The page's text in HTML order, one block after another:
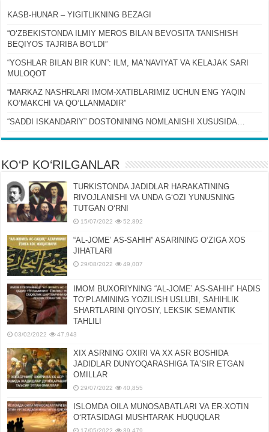
KASB-HUNAR – YIGITLIKNING BEZAGI
“OʻZBEKISTONDA ILMIY MEROS BILAN BEVOSITA TANISHISH
BEQIYOS TAJRIBA BOʻLDI”
“YOSHLAR BILAN BIR KUN”: ILM, MAʼNAVIYAT VA KELAJAK SARI
MULOQOT
“MARKAZ NASHRLARI IMOM-XATIBLARIMIZ UCHUN ENG YAQIN
KOʻMAKCHI VA QOʻLLANMADIR”
“SADDI ISKANDARIY” DOSTONINING NOMLANISHI XUSUSIDA…
KO‘P KO‘RILGANLAR
TURKISTONDA JADIDLAR HARAKATINING
RIVOJLANISHI VA UNDA GʻOZI YUNUSNING
TUTGAN OʻRNI
15/07/2022 52,892
“AL-JOMEʼ AS-SAHIH” ASARINING OʻZIGA XOS
JIHATLARI
29/08/2022 49,007
IMOM BUXORIYNING “AL-JOMEʼ AS-SAHIH” HADIS
TOʻPLAMINING YOZILISH USLUBI, SAHIHLIK
SHARTLARINI QIYOSIY, LЕKSIK SЕMANTIK
TAHLILI
03/02/2022 47,943
XIX ASRNING OXIRI VA XX ASR BOSHIDA
JADIDLAR DUNYOQARASHIGA TAʼSIR ETGAN
OMILLAR
29/07/2022 40,855
ISLOMDA OILA MUNOSABATLARI VA ER-XOTIN
OʻRTASIDAGI MUSHTARAK HUQUQLAR
17/05/2022 39,479